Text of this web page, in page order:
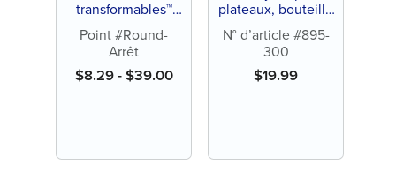
transformables™
Point #Round-
Arrêt
$8.29-$39.00
plateaux, bouteille
N° d’article #895-
300
$19.99